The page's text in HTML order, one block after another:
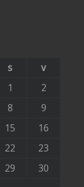
s
v
1
2
8
9
15
16
22
23
29
30